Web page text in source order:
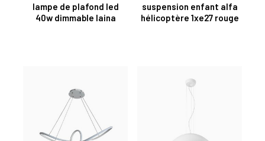
lampe de plafond led
40w dimmable laina
suspension enfant alfa
hélicoptère 1xe27 rouge